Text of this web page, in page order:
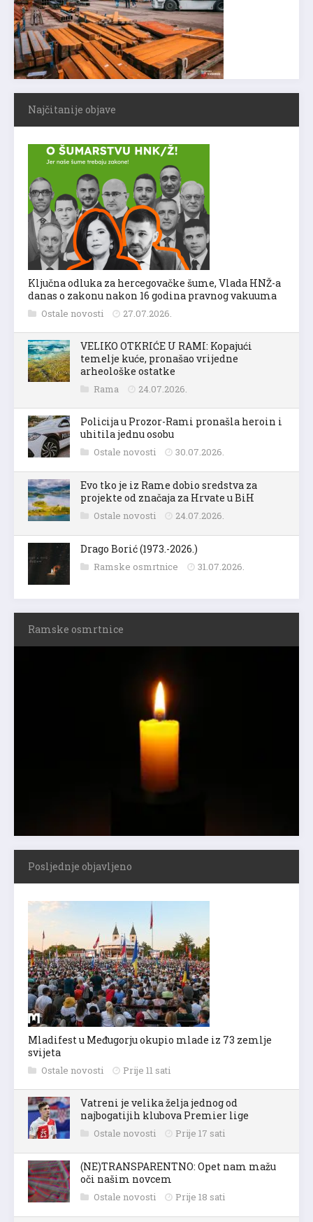
Najčitanije objave
Ključna odluka za hercegovačke šume, Vlada HNŽ-a
danas o zakonu nakon 16 godina pravnog vakuuma
Ostale novosti 27.07.2026.
VELIKO OTKRIĆE U RAMI: Kopajući
temelje kuće, pronašao vrijedne
arheološke ostatke
Rama 24.07.2026.
Policija u Prozor-Rami pronašla heroin i
uhitila jednu osobu
Ostale novosti 30.07.2026.
Evo tko je iz Rame dobio sredstva za
projekte od značaja za Hrvate u BiH
Ostale novosti 24.07.2026.
Drago Borić (1973.-2026.)
Ramske osmrtnice 31.07.2026.
Ramske osmrtnice
Posljednje objavljeno
Mladifest u Međugorju okupio mlade iz 73 zemlje
svijeta
Ostale novosti Prije 11 sati
Vatreni je velika želja jednog od
najbogatijih klubova Premier lige
Ostale novosti Prije 17 sati
(NE)TRANSPARENTNO: Opet nam mažu
oči našim novcem
Ostale novosti Prije 18 sati